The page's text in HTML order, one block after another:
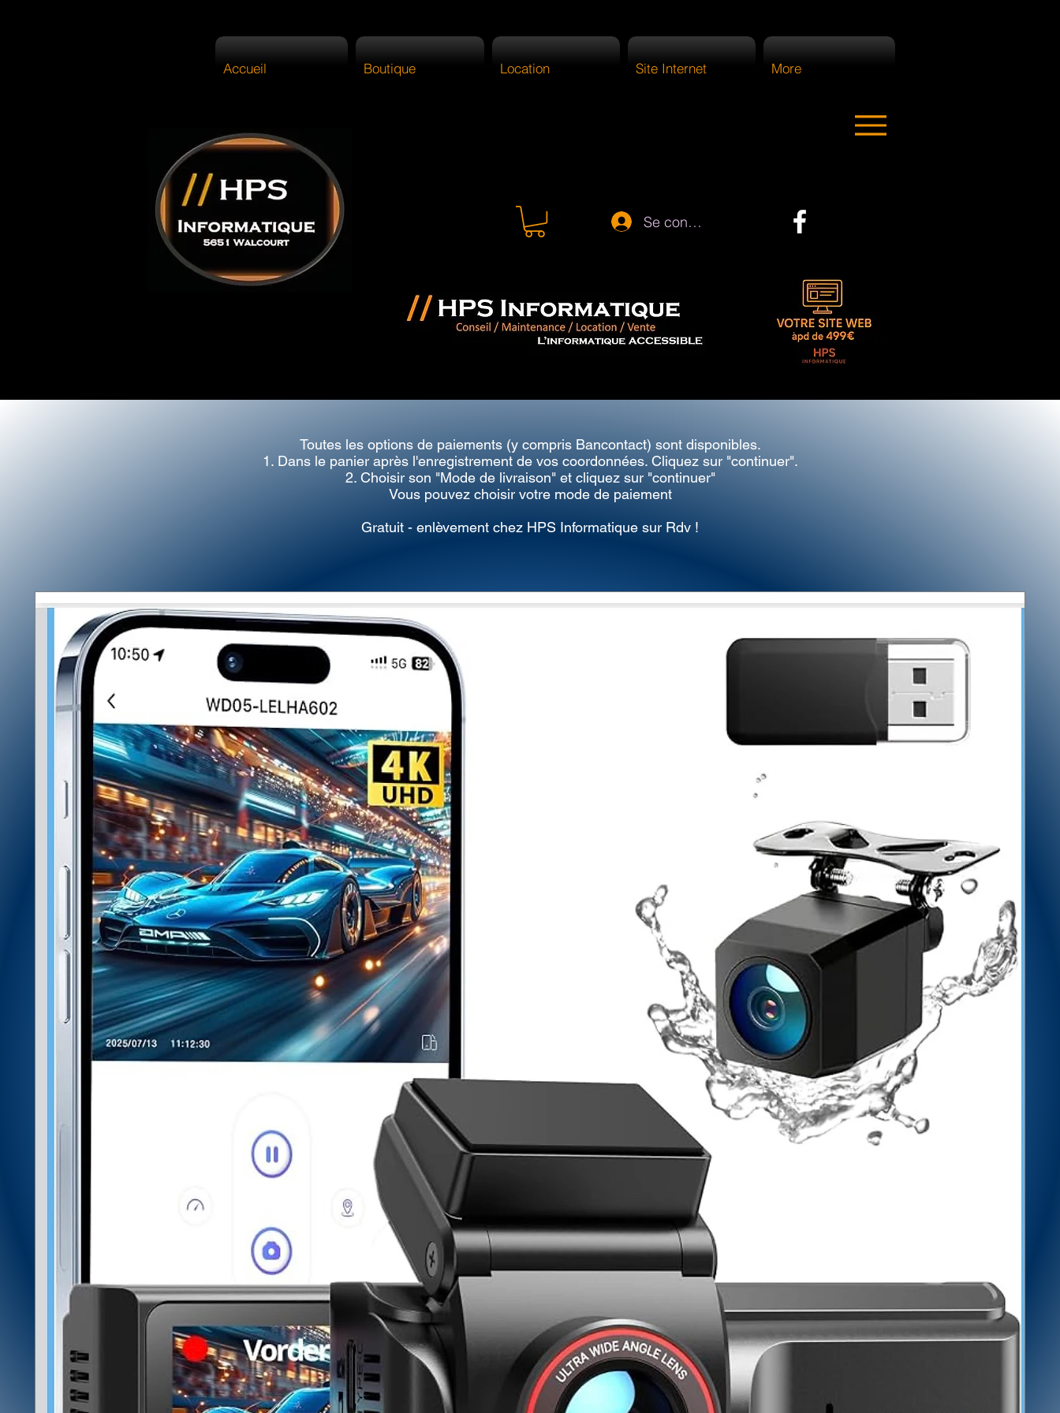
Accueil Boutique Location Site Internet More
Se connecter
Toutes les options de paiements (y compris Bancontact) sont disponibles.
1. Dans le panier après l'enregistrement de vos coordonnées. Cliquez sur "continuer".
2. Choisir son "Mode de livraison" et cliquez sur "continuer"
Vous pouvez choisir votre mode de paiement
Gratuit - enlèvement chez HPS Informatique sur Rdv !